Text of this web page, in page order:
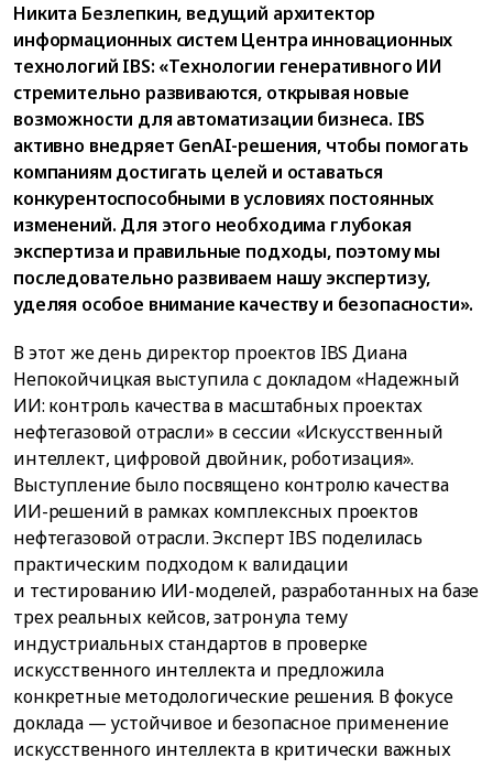
Никита Безлепкин, ведущий архитектор
информационных систем Центра инновационных
технологий IBS: «Технологии генеративного ИИ
стремительно развиваются, открывая новые
возможности для автоматизации бизнеса. IBS
активно внедряет GenAI-решения, чтобы помогать
компаниям достигать целей и оставаться
конкурентоспособными в условиях постоянных
изменений. Для этого необходима глубокая
экспертиза и правильные подходы, поэтому мы
последовательно развиваем нашу экспертизу,
уделяя особое внимание качеству и безопасности».
В этот же день директор проектов IBS Диана
Непокойчицкая выступила с докладом «Надежный
ИИ: контроль качества в масштабных проектах
нефтегазовой отрасли» в сессии «Искусственный
интеллект, цифровой двойник, роботизация».
Выступление было посвящено контролю качества
ИИ-решений в рамках комплексных проектов
нефтегазовой отрасли. Эксперт IBS поделилась
практическим подходом к валидации
и тестированию ИИ-моделей, разработанных на базе
трех реальных кейсов, затронула тему
индустриальных стандартов в проверке
искусственного интеллекта и предложила
конкретные методологические решения. В фокусе
доклада — устойчивое и безопасное применение
искусственного интеллекта в критически важных